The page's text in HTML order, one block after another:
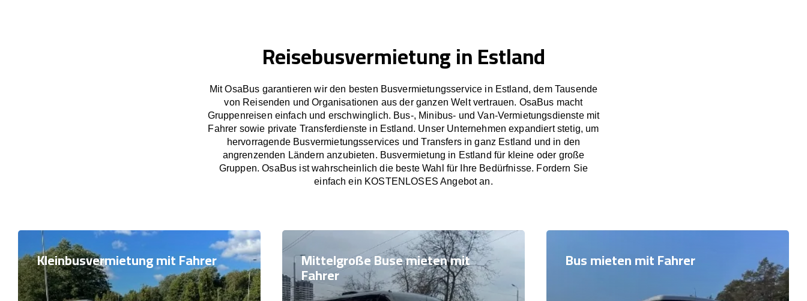
Reisebusvermietung in Estland
Mit OsaBus garantieren wir den besten Busvermietungsservice in Estland, dem Tausende
von Reisenden und Organisationen aus der ganzen Welt vertrauen. OsaBus macht
Gruppenreisen einfach und erschwinglich. Bus-, Minibus- und Van-Vermietungsdienste mit
Fahrer sowie private Transferdienste in Estland. Unser Unternehmen expandiert stetig, um
hervorragende Busvermietungsservices und Transfers in ganz Estland und in den
angrenzenden Ländern anzubieten. Busvermietung in Estland für kleine oder große
Gruppen. OsaBus ist wahrscheinlich die beste Wahl für Ihre Bedürfnisse. Fordern Sie
einfach ein KOSTENLOSES Angebot an.
Kleinbusvermietung mit Fahrer Mittelgroße Buse mieten mit
Fahrer
Bus mieten mit Fahrer